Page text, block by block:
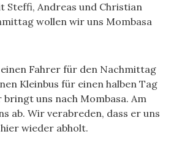
Steffi, Andreas und Christian
wollen wir uns Mombasa
Fahrer für den Nachmittag
Kleinbus für einen halben Tag
uns nach Mombasa. Am
ab. Wir verabreden, dass er uns
wieder abholt.